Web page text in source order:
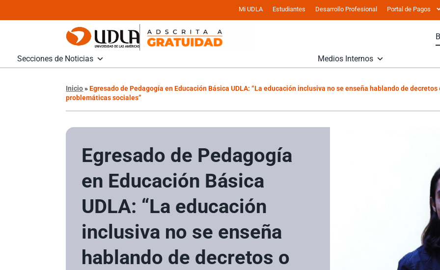
Mi UDLA Estudiantes Desarrollo Profesional Portal de Pagos
Secciones de Noticias Medios Internos
Inicio»Egresado de Pedagogía en Educación Básica UDLA: “La educación inclusiva no se enseña hablando de
problemáticas sociales”
Egresado de Pedagogía
en Educación Básica
UDLA: “La educación
inclusiva no se enseña
hablando de decretos o